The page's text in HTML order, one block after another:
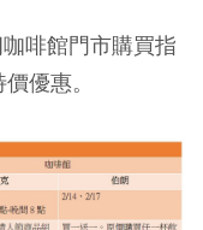
啡館門市購買指
優惠。